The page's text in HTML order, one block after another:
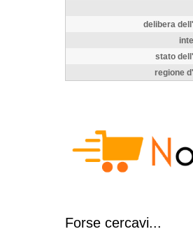
delibera
stato
regione
Forse cercavi...